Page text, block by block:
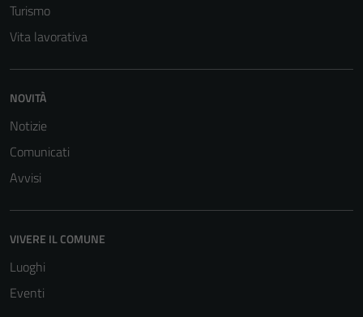
Turismo
Vita lavorativa
NOVITÀ
Notizie
Comunicati
Avvisi
VIVERE IL COMUNE
Luoghi
Eventi
Questi cookie